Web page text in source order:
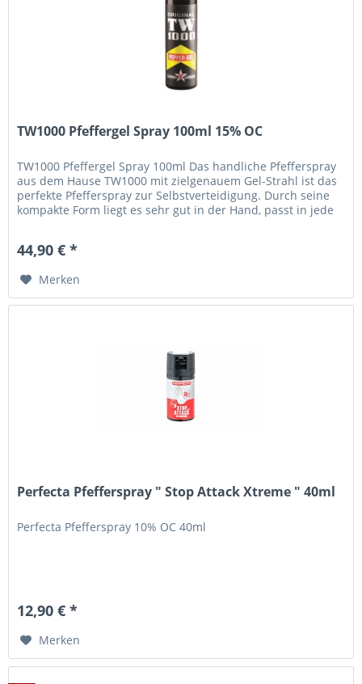
TW1000 Pfeffergel Spray 100ml 15% OC
TW1000 Pfeffergel Spray 100ml Das handliche Pfefferspray
aus dem Hause TW1000 mit zielgenauem Gel-Strahl ist das
perfekte Pfefferspray zur Selbstverteidigung. Durch seine
kompakte Form liegt es sehr gut in der Hand, passt in jede
44,90 € *
Merken
Perfecta Pfefferspray " Stop Attack Xtreme " 40ml
Perfecta Pfefferspray 10% OC 40ml
12,90 € *
Merken